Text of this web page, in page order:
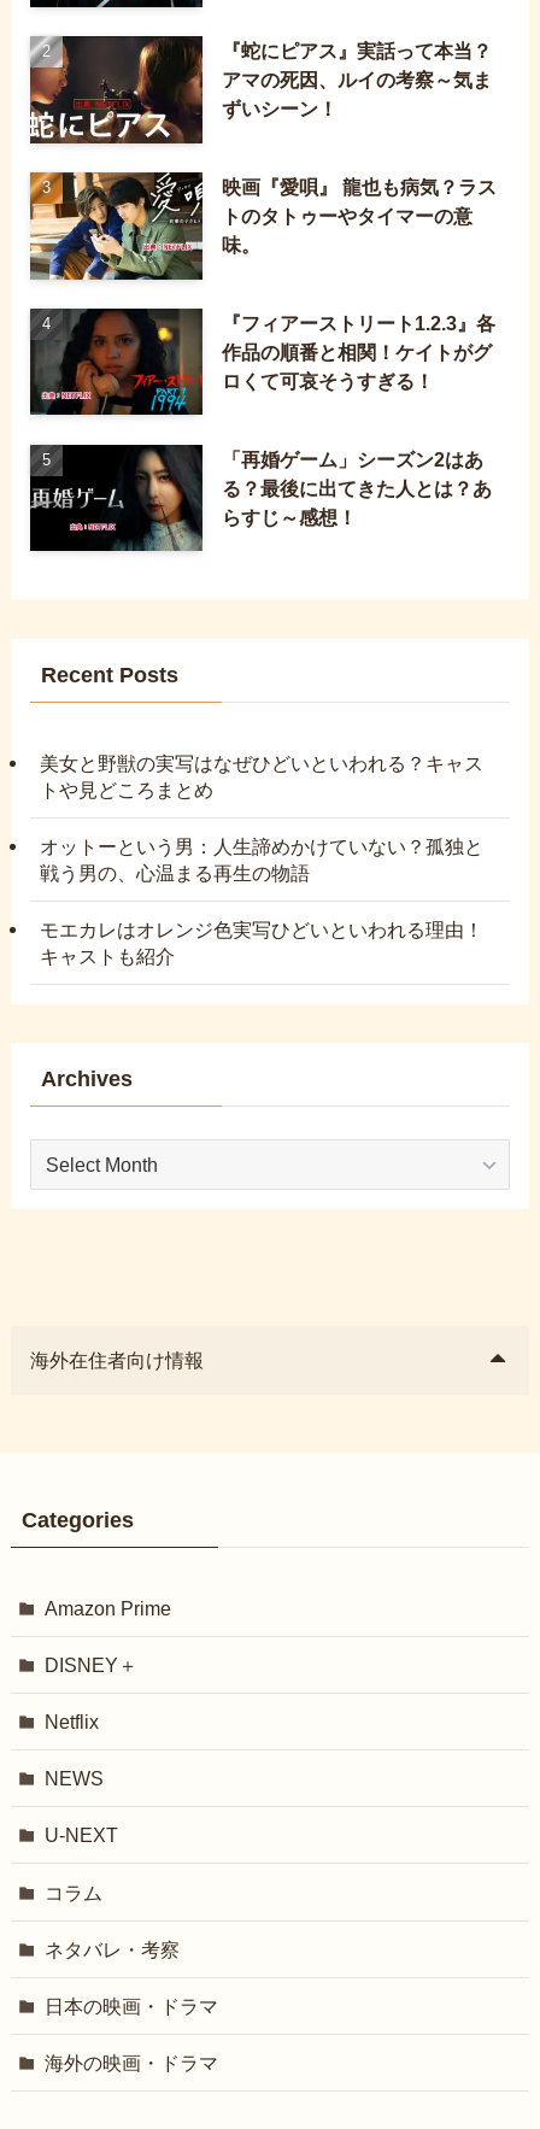
『蛇にピアス』実話って本当？
アマの死因、ルイの考察～気ま
ずいシーン！
映画『愛唄』 龍也も病気？ラス
トのタトゥーやタイマーの意
味。
『フィアーストリート1.2.3』各
作品の順番と相関！ケイトがグ
ロくて可哀そうすぎる！
「再婚ゲーム」シーズン2はあ
る？最後に出てきた人とは？あ
らすじ～感想！
Recent Posts
美女と野獣の実写はなぜひどいといわれる？キャス
トや見どころまとめ
オットーという男：人生諦めかけていない？孤独と
戦う男の、心温まる再生の物語
モエカレはオレンジ色実写ひどいといわれる理由！
キャストも紹介
Archives
Archives
海外在住者向け情報
Categories
Amazon Prime
DISNEY＋
Netflix
NEWS
U-NEXT
コラム
ネタバレ・考察
日本の映画・ドラマ
海外の映画・ドラマ